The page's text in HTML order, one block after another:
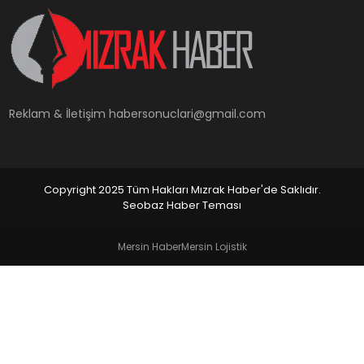
YAŞAM
Reklam & İletişimhabersonuclari@gmail.com
Copyright 2025 Tüm Hakları Mızrak Haber'de Saklıdır.
Seobaz Haber Teması
Mersin HaberMersin Lojistik